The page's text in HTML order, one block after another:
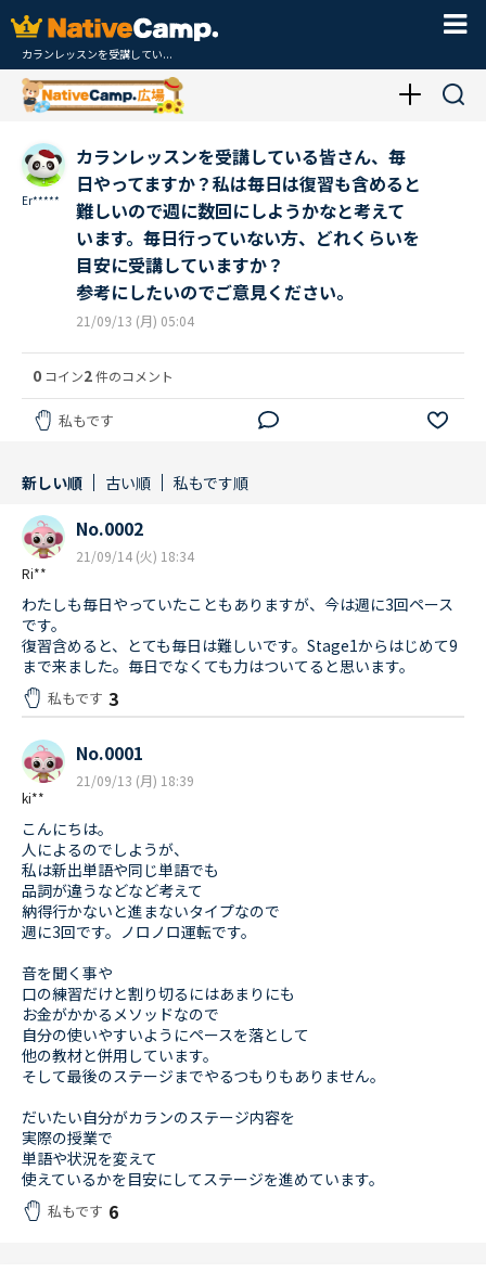
カランレッスンを受講してい...
Er*****
カランレッスンを受講している皆さん、毎
日やってますか？私は毎日は復習も含めると
難しいので週に数回にしようかなと考えて
います。毎日行っていない方、どれくらいを
目安に受講していますか？
参考にしたいのでご意見ください。
21/09/13 (月) 05:04
0 コイン2件のコメント
私もです
新しい順 古い順 私もです順
Ri**
No.0002
21/09/14 (火) 18:34
わたしも毎日やっていたこともありますが、今は週に3回ペース
です。
復習含めると、とても毎日は難しいです。Stage1からはじめて9
まで来ました。毎日でなくても力はついてると思います。
私もです 3
ki**
No.0001
21/09/13 (月) 18:39
こんにちは。
人によるのでしようが、
私は新出単語や同じ単語でも
品詞が違うなどなど考えて
納得行かないと進まないタイプなので
週に3回です。ノロノロ運転です。
音を聞く事や
口の練習だけと割り切るにはあまりにも
お金がかかるメソッドなので
自分の使いやすいようにペースを落として
他の教材と併用しています。
そして最後のステージまでやるつもりもありません。
だいたい自分がカランのステージ内容を
実際の授業で
単語や状況を変えて
使えているかを目安にしてステージを進めています。
私もです 6